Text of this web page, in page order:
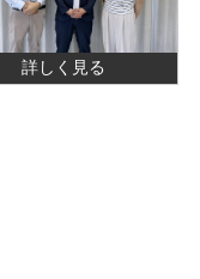
詳しく見る